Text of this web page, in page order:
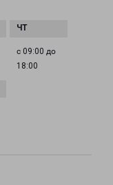
с 09:00 до
18:00